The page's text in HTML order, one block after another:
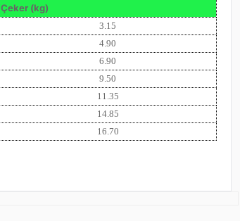
Çeker (kg)
3.15
4.90
6.90
9.50
11.35
14.85
16.70